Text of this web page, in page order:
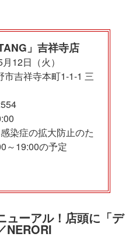
」吉祥寺店
12日（火）
市吉祥寺本町1-1-1 三
染症の拡大防止のた
～19:00の予定
ューアル！店頭に「デ
NERORI